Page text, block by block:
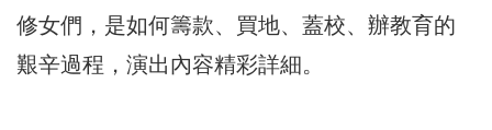
修女們，是如何籌款、買地、蓋校、辦教育的
艱辛過程，演出內容精彩詳細。